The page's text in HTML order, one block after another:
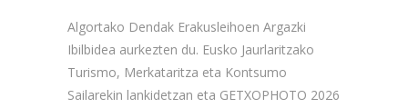
Algortako Dendak Erakusleihoen Argazki
Ibilbidea aurkezten du. Eusko Jaurlaritzako
Turismo, Merkataritza eta Kontsumo
Sailarekin lankidetzan eta GETXOPHOTO 2026